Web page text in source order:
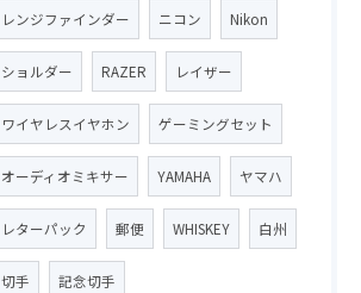
レンジファインダー ニコン Nikon
ショルダー RAZER レイザー
ワイヤレスイヤホン ゲーミングセット
オーディオミキサー YAMAHA ヤマハ
レターパック 郵便 WHISKEY 白州
切手 記念切手